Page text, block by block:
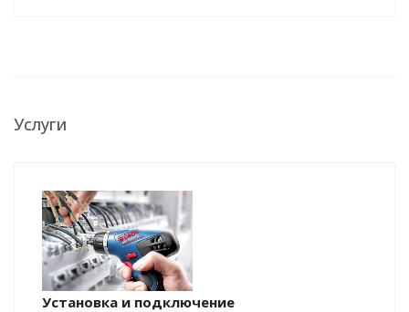
Услуги
Установка и подключение